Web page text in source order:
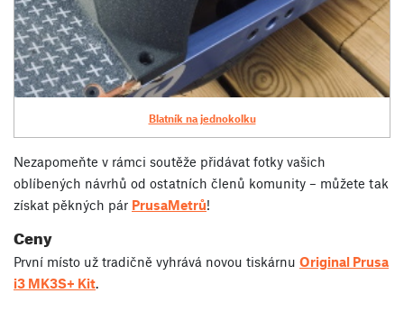
Blatník na jednokolku
Nezapomeňte v rámci soutěže přidávat fotky vašich
oblíbených návrhů od ostatních členů komunity – můžete tak
získat pěkných pár PrusaMetrů!
Ceny
První místo už tradičně vyhrává novou tiskárnu Original Prusa
i3 MK3S+ Kit.